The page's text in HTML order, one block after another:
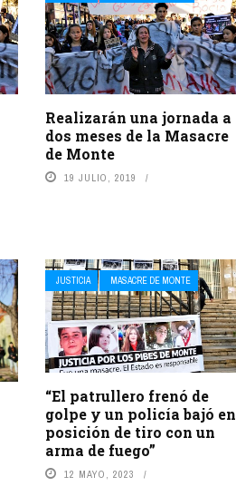
Realizarán una jornada a
dos meses de la Masacre
de Monte
19 JULIO, 2019
JUSTICIA MASACRE DE MONTE
“El patrullero frenó de
golpe y un policía bajó en
posición de tiro con un
arma de fuego”
12 MAYO, 2023